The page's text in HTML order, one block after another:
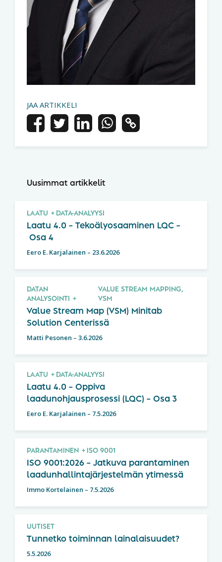
JAA ARTIKKELI
Uusimmat artikkelit
LAATU DATA-ANALYYSI
Laatu 4.0 – Tekoälyosaaminen LQC –
Osa 4
Eero E. Karjalainen – 23.6.2026
DATAN
ANALYSOINTI
VALUE STREAM MAPPING,
VSM
Value Stream Map (VSM) Minitab
Solution Centerissä
Matti Pesonen – 3.6.2026
LAATU DATA-ANALYYSI
Laatu 4.0 – Oppiva
laadunohjausprosessi (LQC) – Osa 3
Eero E. Karjalainen – 7.5.2026
PARANTAMINEN ISO 9001
ISO 9001:2026 – Jatkuva parantaminen
laadunhallintajärjestelmän ytimessä
Immo Kortelainen – 7.5.2026
UUTISET
Tunnetko toiminnan lainalaisuudet?
5.5.2026